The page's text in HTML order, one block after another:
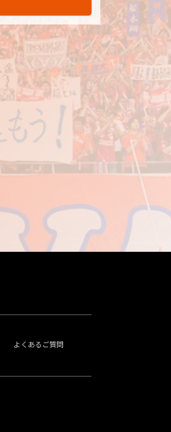
よくあるご質問